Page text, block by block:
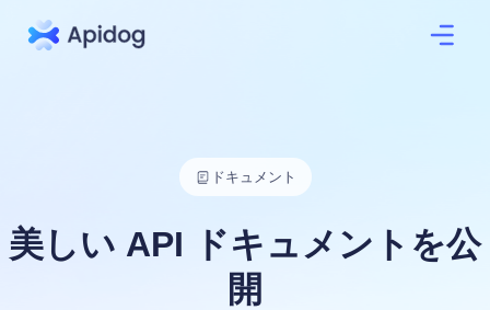
ドキュメント
美しい API ドキュメントを公
開